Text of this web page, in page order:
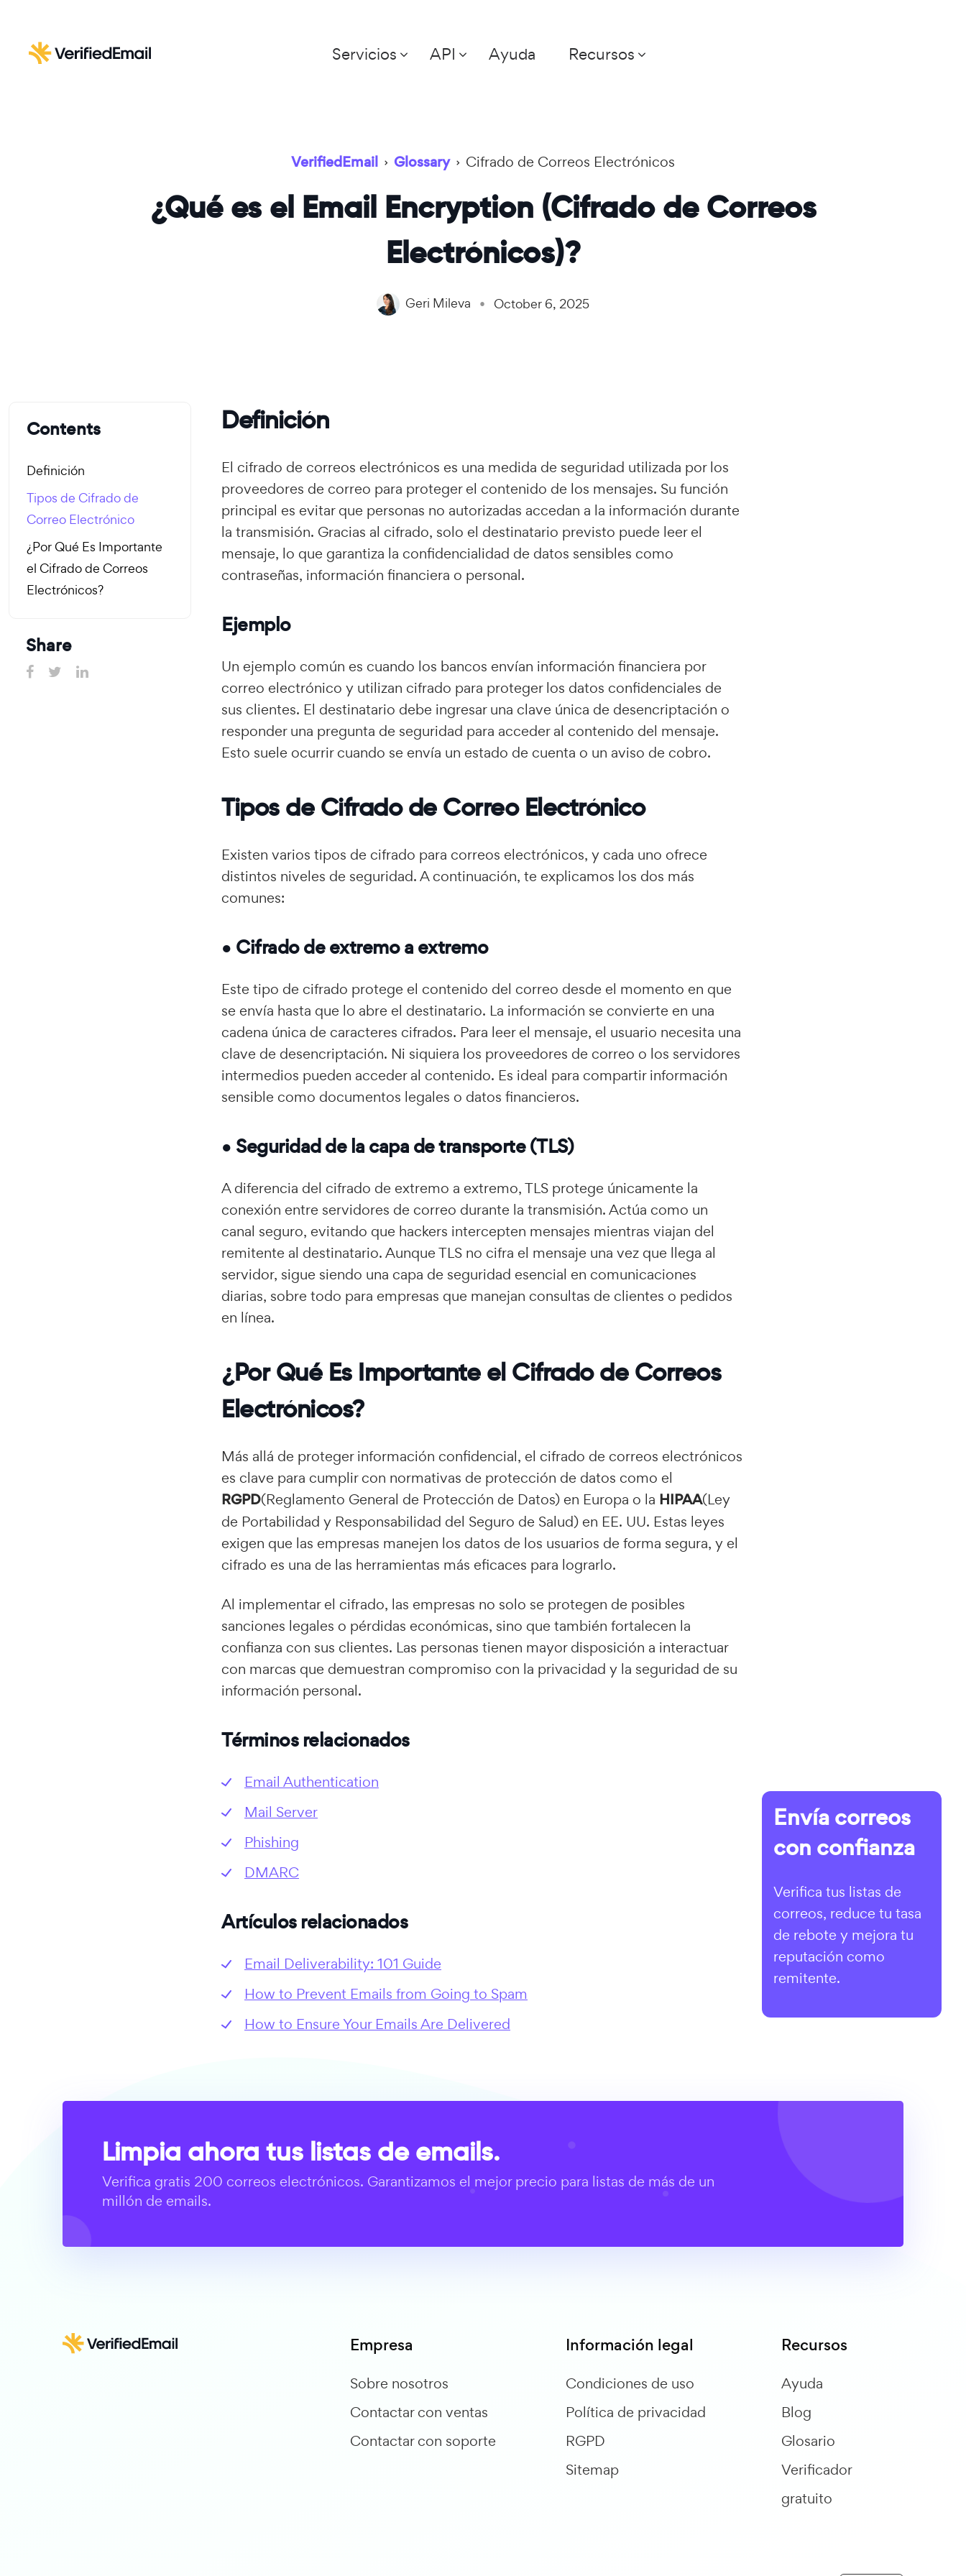
Servicios API Ayuda Recursos
VerifiedEmail › Glossary › Cifrado de Correos Electrónicos
¿Qué es el Email Encryption (Cifrado de Correos
Electrónicos)?
Geri Mileva October 6, 2025
Contents
Definición
Tipos de Cifrado de
Correo Electrónico
¿Por Qué Es Importante
el Cifrado de Correos
Electrónicos?
Share
Definición
El cifrado de correos electrónicos es una medida de seguridad utilizada por los
proveedores de correo para proteger el contenido de los mensajes. Su función
principal es evitar que personas no autorizadas accedan a la información durante
la transmisión. Gracias al cifrado, solo el destinatario previsto puede leer el
mensaje, lo que garantiza la confidencialidad de datos sensibles como
contraseñas, información financiera o personal.
Ejemplo
Un ejemplo común es cuando los bancos envían información financiera por
correo electrónico y utilizan cifrado para proteger los datos confidenciales de
sus clientes. El destinatario debe ingresar una clave única de desencriptación o
responder una pregunta de seguridad para acceder al contenido del mensaje.
Esto suele ocurrir cuando se envía un estado de cuenta o un aviso de cobro.
Envía correos
con confianza
Verifica tus listas de
correos, reduce tu tasa
de rebote y mejora tu
reputación como
remitente.
Tipos de Cifrado de Correo Electrónico
Existen varios tipos de cifrado para correos electrónicos, y cada uno ofrece
distintos niveles de seguridad. A continuación, te explicamos los dos más
comunes:
● Cifrado de extremo a extremo
Este tipo de cifrado protege el contenido del correo desde el momento en que
se envía hasta que lo abre el destinatario. La información se convierte en una
cadena única de caracteres cifrados. Para leer el mensaje, el usuario necesita una
clave de desencriptación. Ni siquiera los proveedores de correo o los servidores
intermedios pueden acceder al contenido. Es ideal para compartir información
sensible como documentos legales o datos financieros.
● Seguridad de la capa de transporte (TLS)
A diferencia del cifrado de extremo a extremo, TLS protege únicamente la
conexión entre servidores de correo durante la transmisión. Actúa como un
canal seguro, evitando que hackers intercepten mensajes mientras viajan del
remitente al destinatario. Aunque TLS no cifra el mensaje una vez que llega al
servidor, sigue siendo una capa de seguridad esencial en comunicaciones
diarias, sobre todo para empresas que manejan consultas de clientes o pedidos
en línea.
¿Por Qué Es Importante el Cifrado de Correos
Electrónicos?
Más allá de proteger información confidencial, el cifrado de correos electrónicos
es clave para cumplir con normativas de protección de datos como el
RGPD(Reglamento General de Protección de Datos) en Europa o la HIPAA(Ley
de Portabilidad y Responsabilidad del Seguro de Salud) en EE. UU. Estas leyes
exigen que las empresas manejen los datos de los usuarios de forma segura, y el
cifrado es una de las herramientas más eficaces para lograrlo.
Al implementar el cifrado, las empresas no solo se protegen de posibles
sanciones legales o pérdidas económicas, sino que también fortalecen la
confianza con sus clientes. Las personas tienen mayor disposición a interactuar
con marcas que demuestran compromiso con la privacidad y la seguridad de su
información personal.
Términos relacionados
Email Authentication
Mail Server
Phishing
DMARC
Artículos relacionados
Email Deliverability: 101 Guide
How to Prevent Emails from Going to Spam
How to Ensure Your Emails Are Delivered
Limpia ahora tus listas de emails.
Verifica gratis 200 correos electrónicos. Garantizamos el mejor precio para listas de más de un
millón de emails.
Empresa
Sobre nosotros
Contactar con ventas
Contactar con soporte
Información legal
Condiciones de uso
Política de privacidad
RGPD
Sitemap
Recursos
Ayuda
Blog
Glosario
Verificador
gratuito